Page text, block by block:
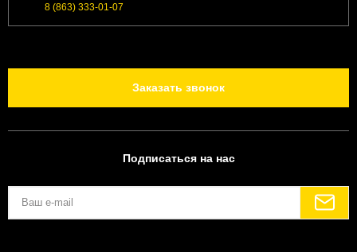
8 (863) 333-01-07
Заказать звонок
Подписаться на нас